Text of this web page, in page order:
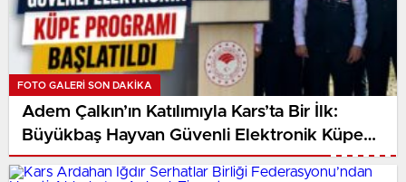
FOTO GALERI SON DAKİKA
Adem Çalkın’ın Katılımıyla Kars’ta Bir İlk:
Büyükbaş Hayvan Güvenli Elektronik Küpe
Programı Başlatıldıu